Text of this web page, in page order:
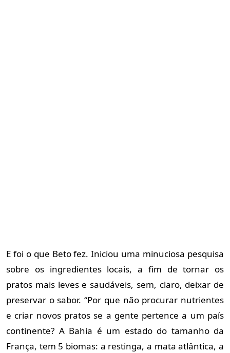
E foi o que Beto fez. Iniciou uma minuciosa pesquisa
sobre os ingredientes locais, a fim de tornar os
pratos mais leves e saudáveis, sem, claro, deixar de
preservar o sabor. “Por que não procurar nutrientes
e criar novos pratos se a gente pertence a um país
continente? A Bahia é um estado do tamanho da
França, tem 5 biomas: a restinga, a mata atlântica, a